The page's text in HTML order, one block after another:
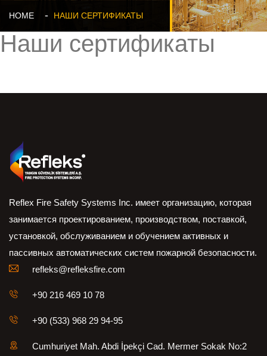
HOME НАШИ СЕРТИФИКАТЫ
Наши сертификаты
Reflex Fire Safety Systems Inc. имеет организацию, которая
занимается проектированием, производством, поставкой,
установкой, обслуживанием и обучением активных и
пассивных автоматических систем пожарной безопасности.
refleks@refleksfire.com
+90 216 469 10 78
+90 (533) 968 29 94-95
Cumhuriyet Mah. Abdi İpekçi Cad. Mermer Sokak No:2